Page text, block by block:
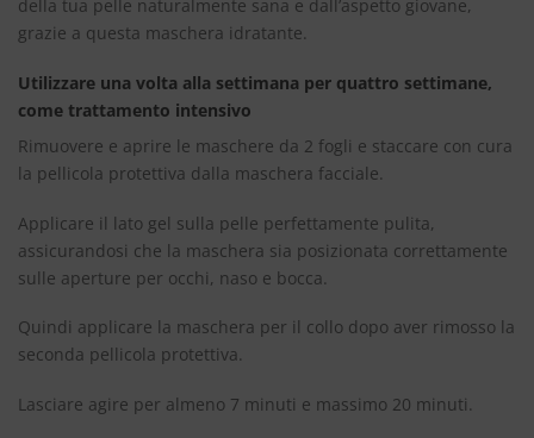
della tua pelle naturalmente sana e dall’aspetto giovane,
grazie a questa maschera idratante.
Utilizzare una volta alla settimana per quattro settimane,
come trattamento intensivo
Rimuovere e aprire le maschere da 2 fogli e staccare con cura
la pellicola protettiva dalla maschera facciale.
Applicare il lato gel sulla pelle perfettamente pulita,
assicurandosi che la maschera sia posizionata correttamente
sulle aperture per occhi, naso e bocca.
Quindi applicare la maschera per il collo dopo aver rimosso la
seconda pellicola protettiva.
Lasciare agire per almeno 7 minuti e massimo 20 minuti.